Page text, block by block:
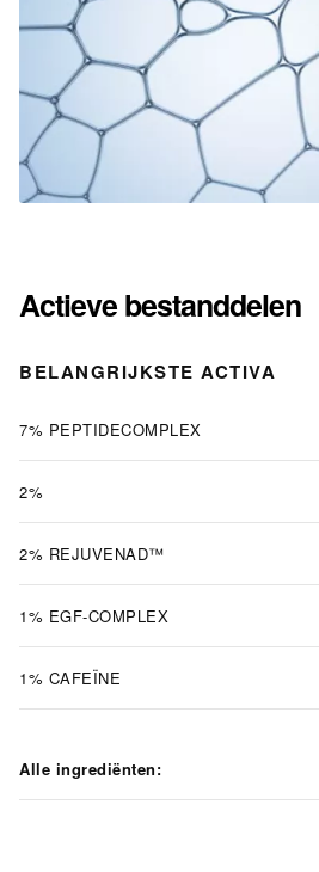
Actieve bestanddelen
BELANGRIJKSTE ACTIVA
7% PEPTIDECOMPLEX
2%
2% REJUVENAD™
1% EGF-COMPLEX
1% CAFEÏNE
Alle ingrediënten: